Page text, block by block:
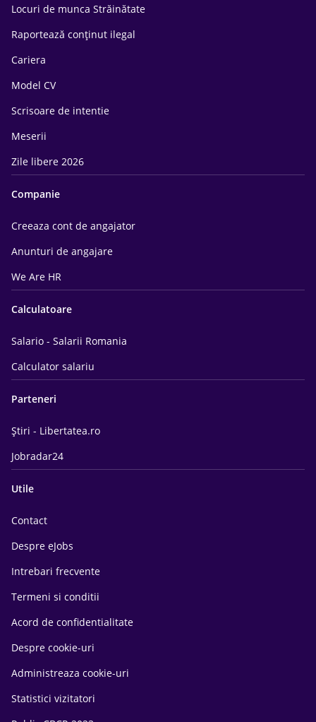
Locuri de munca Străinătate
Raportează conținut ilegal
Cariera
Model CV
Scrisoare de intentie
Meserii
Zile libere 2026
Companie
Creeaza cont de angajator
Anunturi de angajare
We Are HR
Calculatoare
Salario - Salarii Romania
Calculator salariu
Parteneri
Știri - Libertatea.ro
Jobradar24
Utile
Contact
Despre eJobs
Intrebari frecvente
Termeni si conditii
Acord de confidentialitate
Despre cookie-uri
Administreaza cookie-uri
Statistici vizitatori